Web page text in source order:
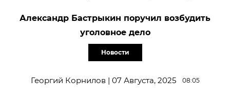
Александр Бастрыкин поручил возбудить
уголовное дело
Новости
Георгий Корнилов | 07 Августа, 2025 08:05